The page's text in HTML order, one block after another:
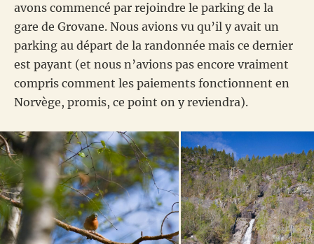
avons commencé par rejoindre le parking de la
gare de Grovane. Nous avions vu qu’il y avait un
parking au départ de la randonnée mais ce dernier
est payant (et nous n’avions pas encore vraiment
compris comment les paiements fonctionnent en
Norvège, promis, ce point on y reviendra).